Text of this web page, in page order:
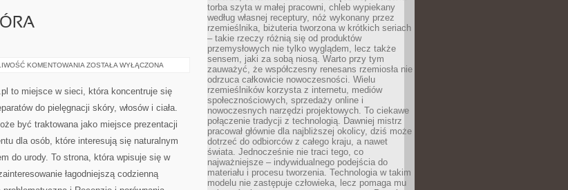
KOMENTOWANIA DERMOKOSMETYKI
PROBLEMATYCZNA
ZOSTAŁA WYŁĄCZONA
to miejsce w sieci, która koncentruje się
do pielęgnacji skóry, włosów i ciała.
być traktowana jako miejsce prezentacji
dla osób, które interesują się naturalnym
do urody. To strona, która wpisuje się w
łagodniejszą codzienną
torba szyta w małej pracowni, chleb wypiekany
według własnej receptury, nóż wykonany przez
rzemieślnika, biżuteria tworzona w krótkich seriach
– takie rzeczy różnią się od produktów
przemysłowych nie tylko wyglądem, lecz także
sensem, jaki za sobą niosą. Warto przy tym
zauważyć, że współczesny renesans rzemiosła nie
odrzuca całkowicie nowoczesności. Wielu
rzemieślników korzysta z internetu, mediów
społecznościowych, sprzedaży online i
nowoczesnych narzędzi projektowych. To ciekawe
połączenie tradycji z technologią. Dawniej mistrz
pracował głównie dla najbliższej okolicy, dziś może
dotrzeć do odbiorców z całego kraju, a nawet
świata. Jednocześnie nie traci tego, co
najważniejsze – indywidualnego podejścia do
materiału i procesu tworzenia. Technologia w takim
modelu nie zastępuje człowieka, lecz pomaga mu